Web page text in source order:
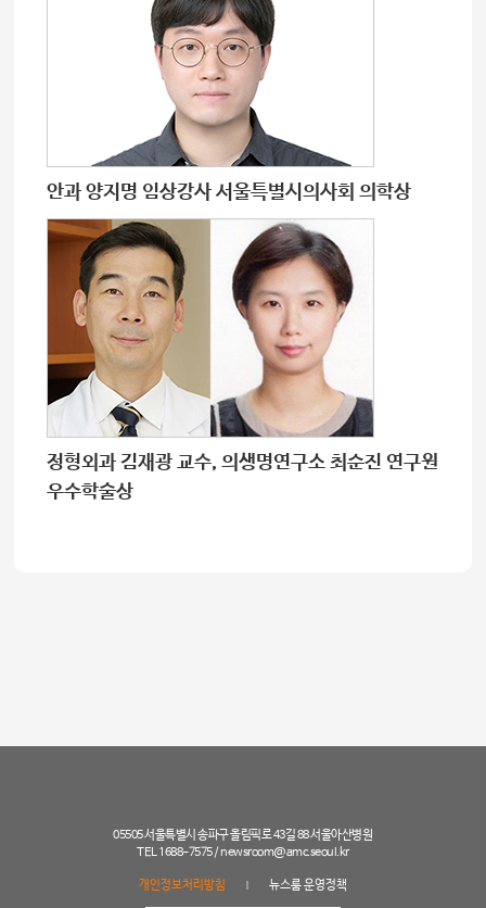
안과 양지명 임상강사 서울특별시의사회 의학상
정형외과 김재광 교수, 의생명연구소 최순진 연구원
우수학술상
05505 서울특별시 송파구 올림픽로 43길 88 서울아산병원
TEL 1688-7575 /newsroom@amc.seoul.kr
개인정보처리방침 뉴스룸 운영정책